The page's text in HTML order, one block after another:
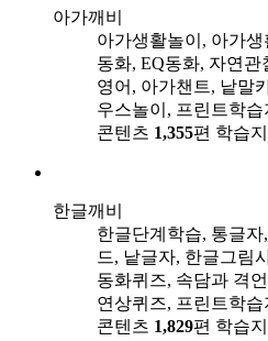
아가깨비
아가생활놀이, 아가
동화, EQ동화, 자연
영어, 아가챈트, 낱말
우스놀이, 프린트학습
콘텐츠 1,355편 학습지
한글깨비
한글단계학습, 통글
드, 낱글자, 한글그림
동화퀴즈, 속담과 격
연상퀴즈, 프린트학습
콘텐츠 1,829편 학습지